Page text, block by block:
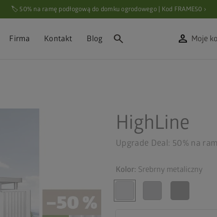
🏷️ 50% na ramę podłogową do domku ogrodowego | Kod FRAME50 ›
Firma Kontakt Blog search person Moje
HighLine
Upgrade Deal: 50% na
Kolor: Srebrny metaliczny